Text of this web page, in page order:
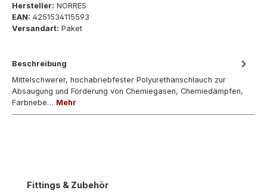
Hersteller: NORRES
EAN: 4251534115593
Versandart: Paket
Beschreibung
Mittelschwerer, hochabriebfester Polyurethanschlauch zur
Absaugung und Förderung von Chemiegasen, Chemiedämpfen,
Farbnebe… Mehr
Produktgalerie überspringen
Fittings & Zubehör